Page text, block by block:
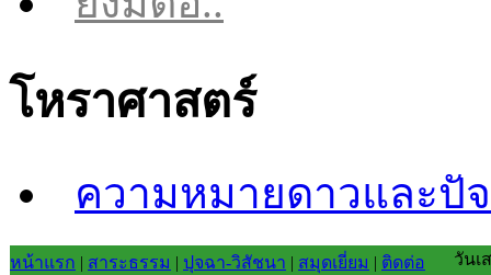
โหราศาสตร์
ความหมายดาวและปั
หน้าแรก | สาระธรรม | ปุจฉา-วิสัชนา | สมุดเยี่ยม | ติดต่อ
วันเ